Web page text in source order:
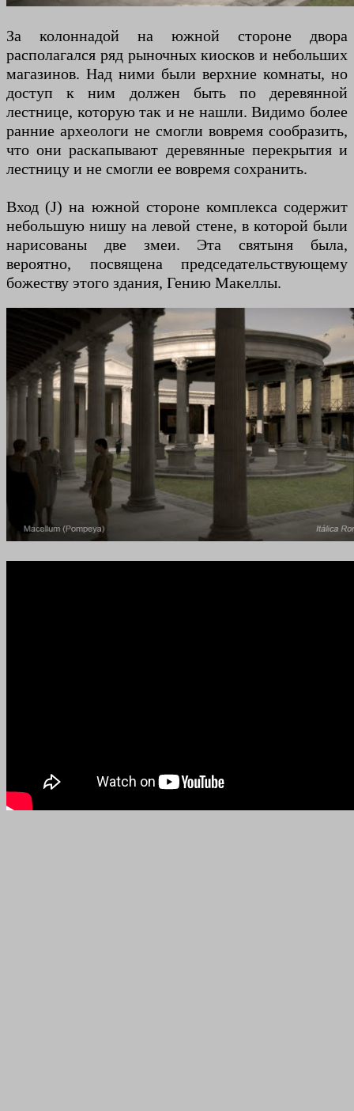
За колоннадой на южной стороне двора
располагался ряд рыночных киосков и небольших
магазинов. Над ними были верхние комнаты, но
доступ к ним должен быть по деревянной
лестнице, которую так и не нашли. Видимо более
ранние археологи не смогли вовремя сообразить,
что они раскапывают деревянные перекрытия и
лестницу и не смогли ее вовремя сохранить.
Вход (J) на южной стороне комплекса содержит
небольшую нишу на левой стене, в которой были
нарисованы две змеи. Эта святыня была,
вероятно, посвящена председательствующему
божеству этого здания, Гению Макеллы.